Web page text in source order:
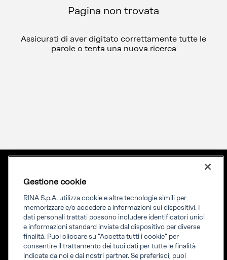
Pagina non trovata
Assicurati di aver digitato correttamente tutte le
parole o tenta una nuova ricerca
Priming your future
RINA Prime supporta i propri clienti nella transizione verso un
futuro più evoluto e sostenibile
Gestione cookie
RINA S.p.A. utilizza cookie e altre tecnologie simili per
memorizzare e/o accedere a informazioni sui dispositivi. I
dati personali trattati possono includere identificatori unici
e informazioni standard inviate dal dispositivo per diverse
finalità. Puoi cliccare su "Accetta tutti i cookie" per
consentire il trattamento dei tuoi dati per tutte le finalità
indicate da noi e dai nostri partner. Se preferisci, puoi